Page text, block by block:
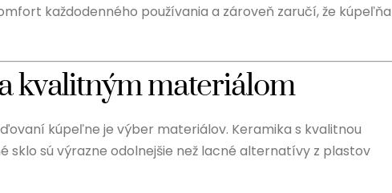
každodenného používania a zároveň zaručí, že kúpeľňa
kvalitným materiálom
kúpeľne je výber materiálov. Keramika s kvalitnou
sklo sú výrazne odolnejšie než lacné alternatívy z plastov